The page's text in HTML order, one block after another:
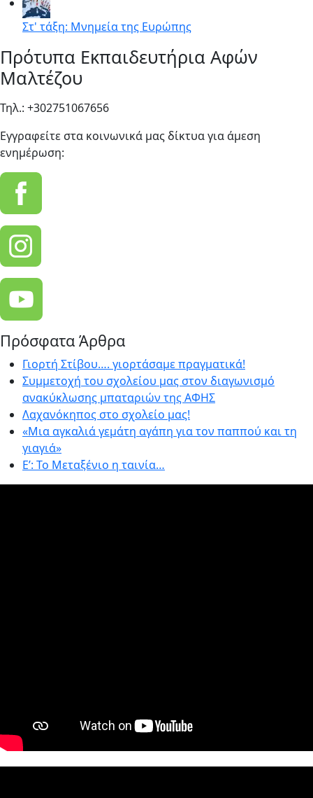
Στ' τάξη: Μνημεία της Ευρώπης
Πρότυπα Εκπαιδευτήρια Αφών
Μαλτέζου
Τηλ.: +302751067656
Εγγραφείτε στα κοινωνικά μας δίκτυα για άμεση
ενημέρωση:
Πρόσφατα Άρθρα
Γιορτή Στίβου…. γιορτάσαμε πραγματικά!
Συμμετοχή του σχολείου μας στον διαγωνισμό
ανακύκλωσης μπαταριών της ΑΦΗΣ
Λαχανόκηπος στο σχολείο μας!
«Μια αγκαλιά γεμάτη αγάπη για τον παππού και τη
γιαγιά»
E’: Το Μεταξένιο η ταινία…